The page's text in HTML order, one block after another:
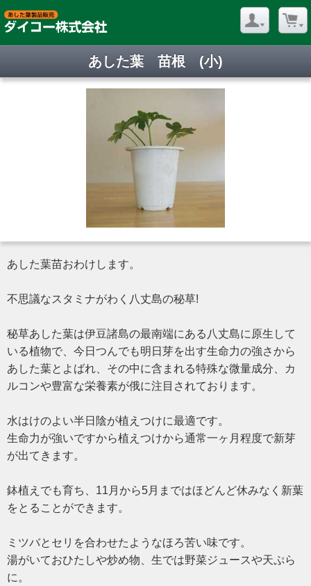
あした葉
粉末・苗
讃岐うど
ん｜あし
た葉商品
の通信販
売
あした葉 苗根 (小)
あした葉苗おわけします。
不思議なスタミナがわく八丈島の秘草!
秘草あした葉は伊豆諸島の最南端にある八丈島に原生して
いる植物で、今日つんでも明日芽を出す生命力の強さから
あした葉とよばれ、その中に含まれる特殊な微量成分、カ
ルコンや豊富な栄養素が俄に注目されております。
水はけのよい半日陰が植えつけに最適です。
生命力が強いですから植えつけから通常一ヶ月程度で新芽
が出てきます。
鉢植えでも育ち、11月から5月まではほどんど休みなく新葉
をとることができます。
ミツバとセリを合わせたようなほろ苦い味です。
湯がいておひたしや炒め物、生では野菜ジュースや天ぷら
に。